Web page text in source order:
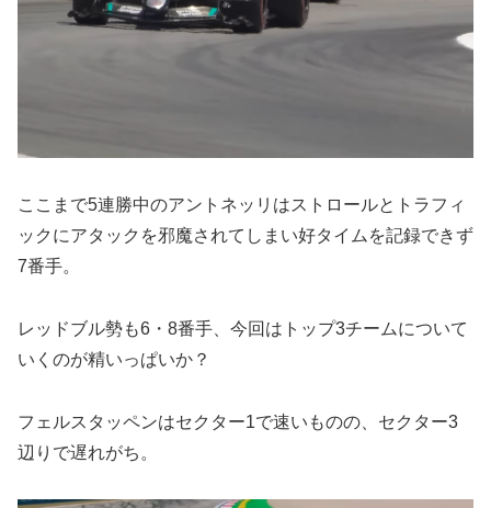
ここまで5連勝中のアントネッリはストロールとトラフィ
ックにアタックを邪魔されてしまい好タイムを記録できず
7番手。
レッドブル勢も6・8番手、今回はトップ3チームについて
いくのが精いっぱいか？
フェルスタッペンはセクター1で速いものの、セクター3
辺りで遅れがち。